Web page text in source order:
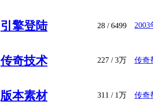
引擎登陆 28 / 6499
传奇技术 227 /3万 传奇
版本素材 311 / 1万 传奇